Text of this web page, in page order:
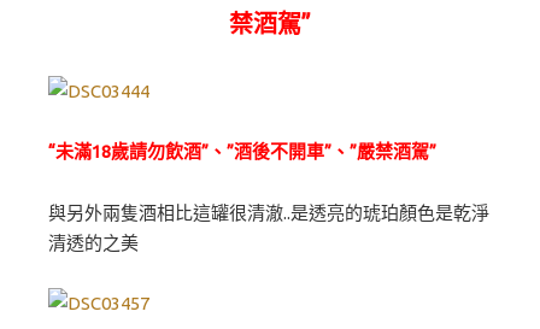
禁酒駕”
“未滿18歲請勿飲酒”、”酒後不開車”、”嚴禁酒駕”
與另外兩隻酒相比這罐很清澈..是透亮的琥珀顏色是乾淨
清透的之美